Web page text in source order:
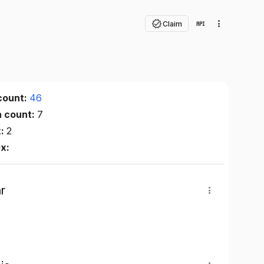
Claim
46
count: 7
2